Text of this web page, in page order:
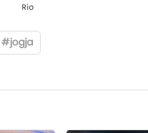
Rio
#jogja